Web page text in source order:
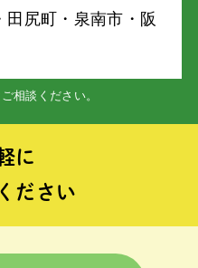
⽥尻町・泉南市・阪
相談ください。
に
ださい